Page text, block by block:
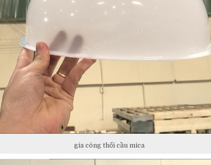
gia công thổi cầu mica